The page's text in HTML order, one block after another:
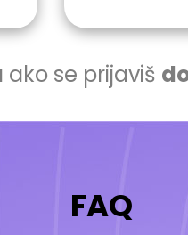
se prijaviš
FAQ